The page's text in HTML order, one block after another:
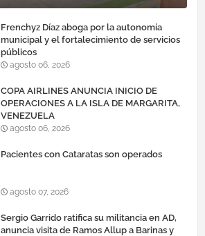
Frenchyz Díaz aboga por la autonomía
municipal y el fortalecimiento de servicios
públicos
agosto 06, 2026
COPA AIRLINES ANUNCIA INICIO DE
OPERACIONES A LA ISLA DE MARGARITA,
VENEZUELA
agosto 06, 2026
Pacientes con Cataratas son operados
agosto 07, 2026
Sergio Garrido ratifica su militancia en AD,
anuncia visita de Ramos Allup a Barinas y